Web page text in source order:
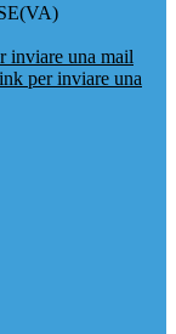
inviare una mail
per inviare una